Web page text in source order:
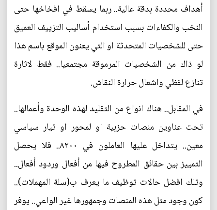
أهداف محددة بدقة عالية.. ربما يسقط في افخاخها حتى
النخب والكفاءات بسبب استخدام أساليب التزييف العميق
حتى للشخصيات المتحدثة او التي يعنون الموقع باسم هذا
لو ذاك من الشخصيات المرموقة مجتمعيا.. فقط لاثارة
تنازع لفظي واشعال حرارة النقاش.
في المقابل.. هناك انواع من التقليد لهذه الوحدة وأعمالها..
تحت عناوين منصات حزبية او لمحور او تيار سياسي
معين.. يتداخل عليها العاملون في ٨٢٠٠.. فلا يحصل
التمييز بين حقائق المطروح فيها من أفعال وردود أفعال..
وتلك افضل حالات توظيف ما يعرف ب(سلة المهملات)..
كون وجود مثل هذه المنصات وجمهورها غير الواعي.. يوفر